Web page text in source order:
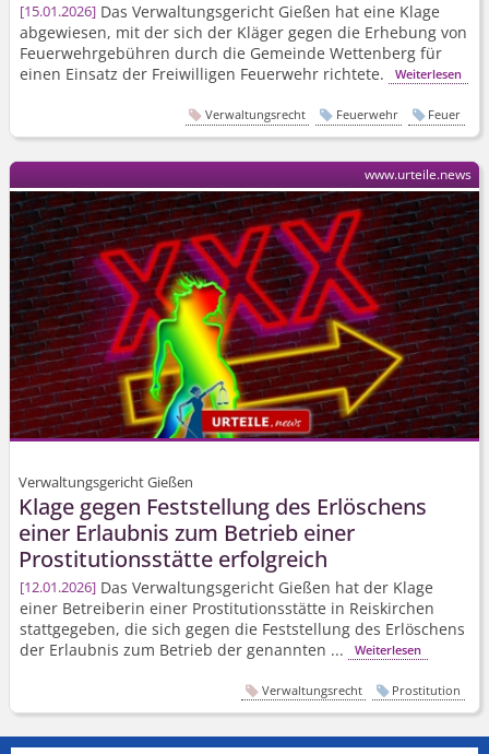
15.01.2026 Das Verwaltungsgericht Gießen hat eine Klage
abgewiesen, mit der sich der Kläger gegen die Erhebung von
Feuerwehrgebühren durch die Gemeinde Wettenberg für
einen Einsatz der Freiwilligen Feuerwehr richtete.
Weiterlesen
Verwaltungsrecht Feuerwehr Feuer
Verwaltungsgericht Gießen
Klage gegen Feststellung des Erlöschens
einer Erlaubnis zum Betrieb einer
Prostitutionsstätte erfolgreich
12.01.2026 Das Verwaltungsgericht Gießen hat der Klage
einer Betreiberin einer Prostitutionsstätte in Reiskirchen
stattgegeben, die sich gegen die Feststellung des Erlöschens
der Erlaubnis zum Betrieb der genannten ...
Weiterlesen
www.urteile.news
Verwaltungsrecht Prostitution